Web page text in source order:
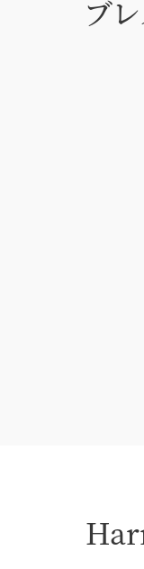
ブ